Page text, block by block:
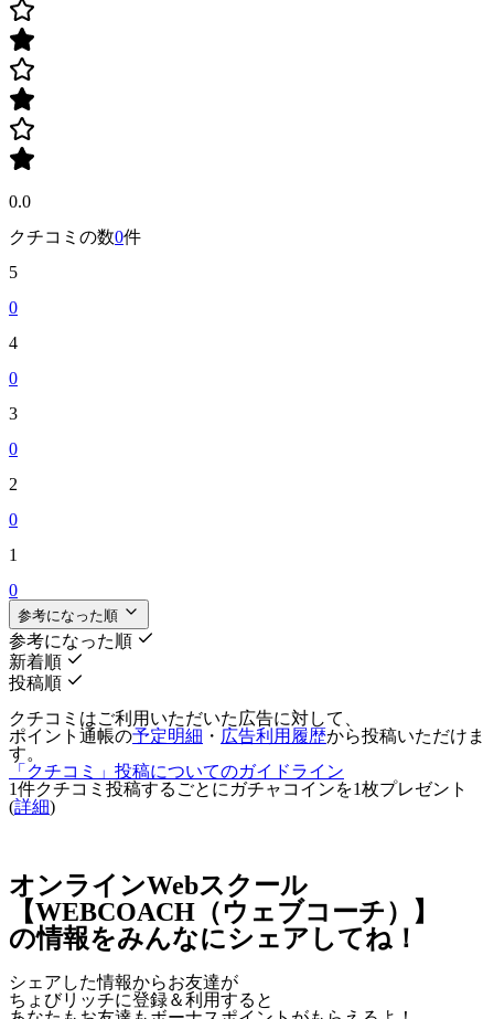
0.0
クチコミの数0件
5
0
4
0
3
0
2
0
1
0
参考になった順
参考になった順
新着順
投稿順
クチコミはご利用いただいた広告に対して、
ポイント通帳の予定明細 ・ 広告利用履歴から投稿いただけま
す。
「クチコミ」投稿についてのガイドライン
1件クチコミ投稿するごとに ガチャコインを1枚プレゼント
(詳細)
オンラインWebスクール
【WEBCOACH（ウェブコーチ）】
の情報をみんなにシェアしてね！
シェアした情報からお友達が
ちょびリッチに登録＆利用すると